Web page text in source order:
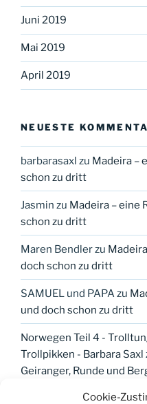
Cookie-
Juni 2019
Mai 2019
April 2019
NEUESTE
barbarasaxl zu Madeira –
schon zu dritt
Jasmin zu Madeira – eine
schon zu dritt
Maren Bendlerzu
doch schon zu dritt
SAMUEL und PAPAzu
und doch schon zu dritt
Norwegen Teil 4 -
Trollpikken - Barbara Saxl
Geiranger, Runde und